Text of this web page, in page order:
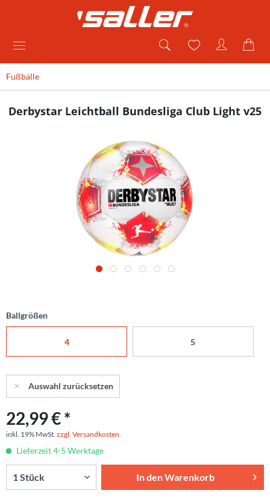
Fußbälle
Derbystar Leichtball Bundesliga Club Light v25
Ballgrößen
4 5
Auswahl zurücksetzen
22,99 € *
inkl. 19% MwSt. zzgl. Versandkosten
Lieferzeit 4-5 Werktage
In denWarenkorb